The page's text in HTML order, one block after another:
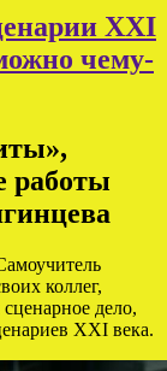
XXI
чему-
работы
коллег,
дело,
XXI века.